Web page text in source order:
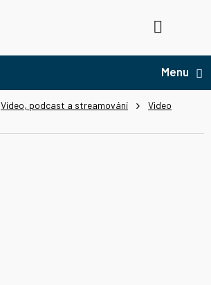
Video, podcast a streamování
Video